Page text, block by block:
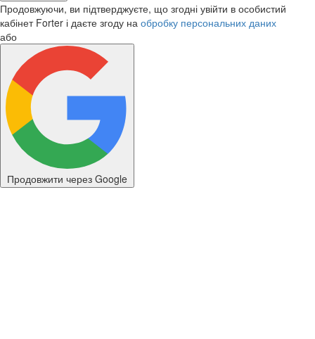
Продовжуючи, ви підтверджуєте, що згодні увійти в особистий
кабінет Forter і даєте згоду на обробку персональних даних
або
Продовжити через Google